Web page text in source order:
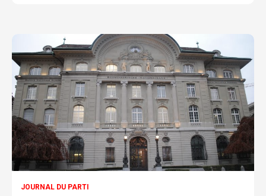
JOURNAL DU PARTI